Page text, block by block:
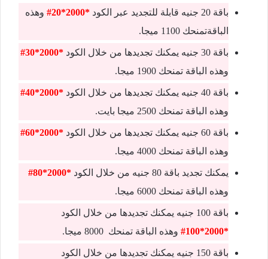
باقة 20 جنيه قابلة للتجديد عبر الكود *2000*20#
وهذه
الباقةتمنحك 1100 ميجا.
باقة 30 جنيه يمكنك تجديدها من خلال الكود
*2000*30#
وهذه الباقة تمنحك 1900 ميجا.
باقة 40 جنيه يمكنك تجديدها من خلال الكود
*2000*40#
وهذه الباقة تمنحك 2500 ميجا بايت.
باقة 60 جنيه يمكنك تجديدها من خلال الكود
*2000*60#
وهذه الباقة تمنحك 4000 ميجا.
يمكنك تجديد باقة 80 جنيه من خلال الكود
*2000*80#
وهذه الباقة تمنحك 6000 ميجا.
باقة 100 جنيه يمكنك تجديدها من خلال الكود
*2000*100#
وهذه الباقة تمنحك 8000 ميجا.
باقة 150 جنيه يمكنك تجديدها من خلال الكود